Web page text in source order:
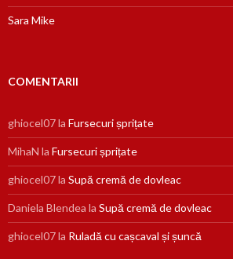
Sara Mike
COMENTARII
ghiocel07la Fursecuri șprițate
MihaN la Fursecuri șprițate
ghiocel07la Supă cremă de dovleac
Daniela Blendea la Supă cremă de dovleac
ghiocel07la Ruladă cu cașcaval și șuncă